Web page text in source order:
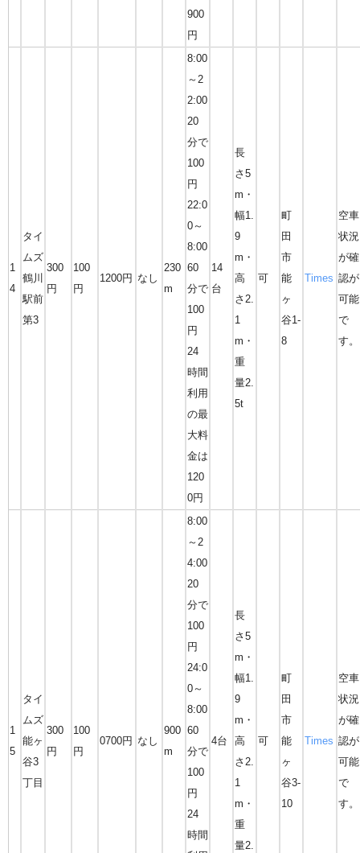
900
円
1
4
タイ
ムズ
鶴川
駅前
第3
300
円
100
円
1200円 なし
230
m
8:00
～2
2:00
20
分で
100
円
22:0
0～
8:00
60
分で
100
円
24
時間
利用
の最
大料
金は
120
0円
14
台
長
さ5
m・
幅1.
9
m・
高
さ2.
1
m・
重
量2.
5t
可
町
田
市
能
ヶ
谷1-
8
Times
空車
状況
が確
認が
可能
で
す。
1
5
タイ
ムズ
能ヶ
谷3
丁目
300
円
100
円
0700円 なし
900
m
8:00
～2
4:00
20
分で
100
円
24:0
0～
8:00
60
分で
100
円
24
時間
4台
長
さ5
m・
幅1.
9
m・
高
さ2.
1
m・
重
量2.
可
町
田
市
能
ヶ
谷3-
10
Times
空車
状況
が確
認が
可能
で
す。